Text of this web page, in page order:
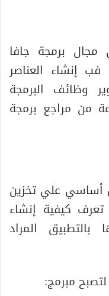
برمجة جافا
فب إنشاء العناصر
وظائف البرمجة
من مراجع برمجة
أساسي علي تخزين
تعرف كيفية إنشاء
بالتطبيق المراد
مبرمج: